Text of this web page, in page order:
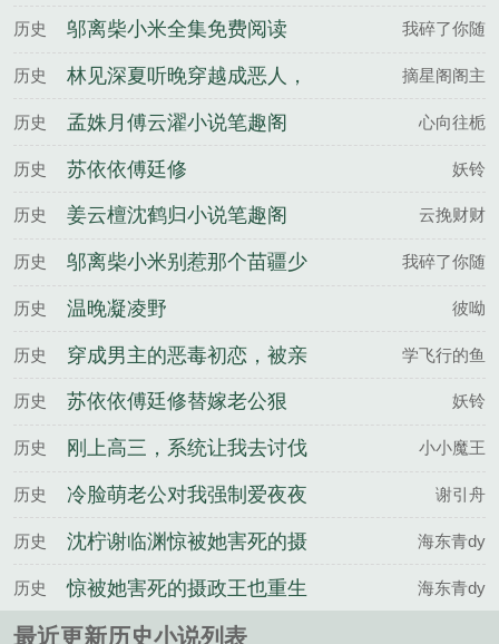
历史 邬离柴小米全集免费阅读 我碎了你随
历史
林见深夏听晚穿越成恶人，
我成了妹妹的救世主百度云
摘星阁阁主
历史 孟姝月傅云濯小说笔趣阁 心向往栀
历史 苏依依傅廷修 妖铃
历史 姜云檀沈鹤归小说笔趣阁 云挽财财
历史
邬离柴小米别惹那个苗疆少
年，他病娇又变态百度云
我碎了你随
历史 温晚凝凌野 彼呦
历史
穿成男主的恶毒初恋，被亲
哭宋棠蔺晏沉全文完整版
学飞行的鱼
历史
苏依依傅廷修替嫁老公狠
凶，别闹，再闹亲哭你百度
云
妖铃
历史
刚上高三，系统让我去讨伐
魔王沈年夏妍椿全文完整版
小小魔王
历史
冷脸萌老公对我强制爱夜夜
失控温窈谢宗浔全文完整版
谢引舟
历史
沈柠谢临渊惊被她害死的摄
政王也重生了百度云
海东青dy
历史
惊被她害死的摄政王也重生
了沈柠谢临渊全文完整版
海东青dy
最近更新历史小说列表